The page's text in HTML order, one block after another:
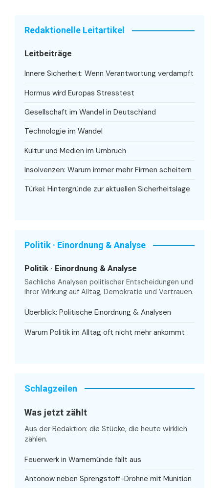
Redaktionelle Leitartikel
Leitbeiträge
Innere Sicherheit: Wenn Verantwortung verdampft
Hormus wird Europas Stresstest
Gesellschaft im Wandel in Deutschland
Technologie im Wandel
Kultur und Medien im Umbruch
Insolvenzen: Warum immer mehr Firmen scheitern
Türkei: Hintergründe zur aktuellen Sicherheitslage
Politik · Einordnung & Analyse
Politik · Einordnung & Analyse
Sachliche Analysen politischer Entscheidungen und
ihrer Wirkung auf Alltag, Demokratie und Vertrauen.
Überblick: Politische Einordnung & Analysen
Warum Politik im Alltag oft nicht mehr ankommt
Schlagzeilen
Was jetzt zählt
Aus der Redaktion: die Stücke, die heute wirklich
zählen.
Feuerwerk in Warnemünde fällt aus
Antonow neben Sprengstoff-Drohne mit Munition